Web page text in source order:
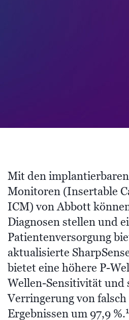
Mit den
Monitoren (Insertable
ICM) von Abbott
Diagnosen stellen und
Patientenversorgung
aktualisierte
bietet eine höhere P-
Wellen-Sensitivität und
Verringerung von
Ergebnissen um 97,9 %.1